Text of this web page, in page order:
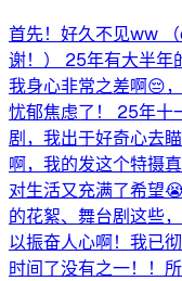
首先！好久不见ww
谢！） 25年有大半年
我身心非常之差啊😔
忧郁焦虑了！ 25年十
剧，我出于好奇心去
啊，我的发这个特摄
对生活又充满了希望
的花絮、舞台剧这些
以振奋人心啊！我已
时间了没有之一！！